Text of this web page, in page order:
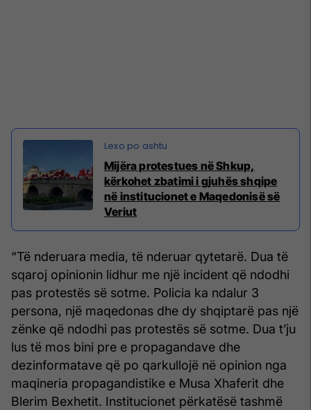
Mijëra protestues në Shkup,
kërkohet zbatimi i gjuhës shqipe
në institucionet e Maqedonisë së
Veriut
“Të nderuara media, të nderuar qytetarë. Dua të
sqaroj opinionin lidhur me një incident që ndodhi
pas protestës së sotme. Policia ka ndalur 3
persona, një maqedonas dhe dy shqiptarë pas një
zënke që ndodhi pas protestës së sotme. Dua t’ju
lus të mos bini pre e propagandave dhe
dezinformatave që po qarkullojë në opinion nga
maqineria propagandistike e Musa Xhaferit dhe
Blerim Bexhetit. Institucionet përkatësë tashmë